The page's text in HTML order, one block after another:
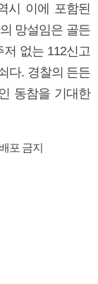
시 이에 포함된
망설임은 골든
없는 112신고
다. 경찰의 든든
동참을 기대한
포 금지